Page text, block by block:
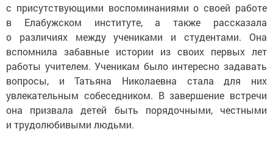
с присутствующими воспоминаниями о своей работе
в Елабужском институте, а также рассказала
о различиях между учениками и студентами. Она
вспомнила забавные истории из своих первых лет
работы учителем. Ученикам было интересно задавать
вопросы, и Татьяна Николаевна стала для них
увлекательным собеседником. В завершение встречи
она призвала детей быть порядочными, честными
и трудолюбивыми людьми.